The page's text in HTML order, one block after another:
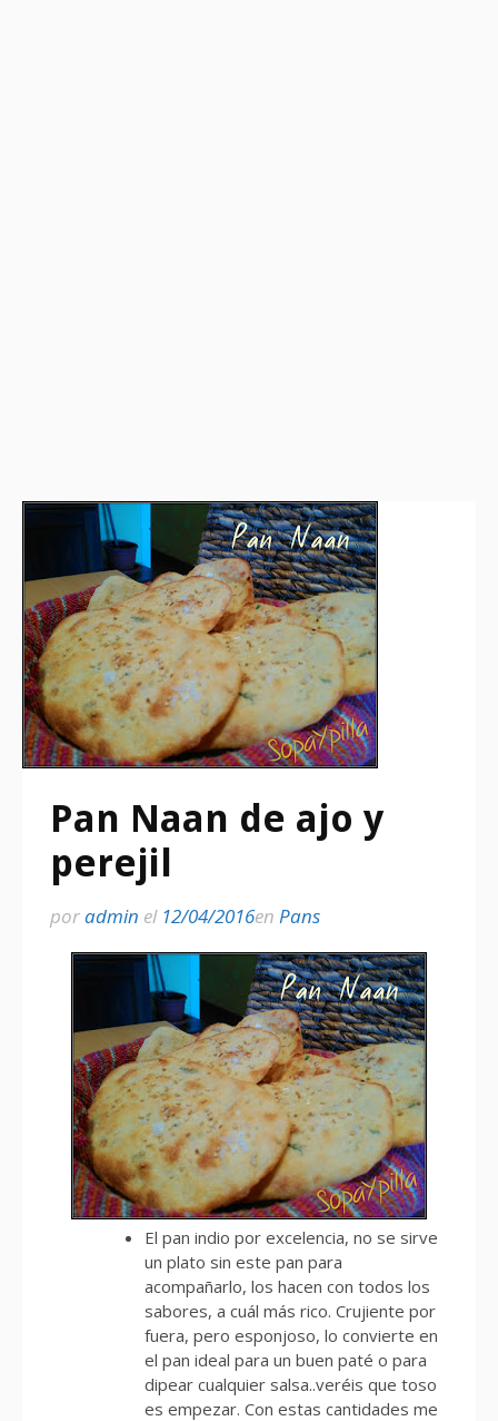
Pan Naan de ajo y
perejil
poradmin el 12/04/2016en Pans
El pan indio por excelencia, no se sirve
un plato sin este pan para
acompañarlo, los hacen con todos los
sabores, a cuál más rico. Crujiente por
fuera, pero esponjoso, lo convierte en
el pan ideal para un buen paté o para
dipear cualquier salsa..veréis que toso
es empezar. Con estas cantidades me